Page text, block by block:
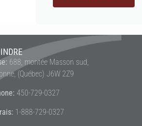
688, montée Masson sud,
(Québec) J6W 2Z9
450-729-0327
1-888-729-0327